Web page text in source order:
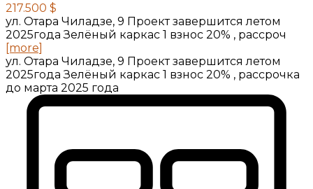
217.500 $
ул. Отара Чиладзе, 9 Проект завершится летом
2025года Зелёный каркас 1 взнос 20% , рассроч
[more]
ул. Отара Чиладзе, 9 Проект завершится летом
2025года Зелёный каркас 1 взнос 20% , рассрочка
до марта 2025 года